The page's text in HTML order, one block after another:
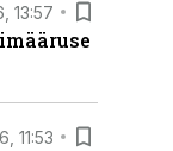
13:57
11:53